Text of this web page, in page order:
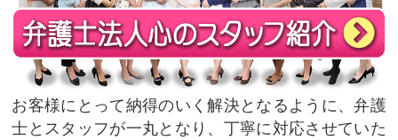
お客様にとって納得のいく解決となるように、弁護
士とスタッフが一丸となり、丁寧に対応させていた